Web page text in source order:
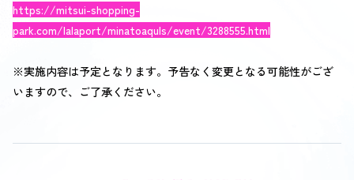
https://mitsui-shopping-
park.com/lalaport/minatoaquls/event/3288555.html
※実施内容は予定となります。予告なく変更となる可能性がござ
いますので、ご了承ください。